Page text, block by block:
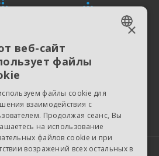
GERMAN
POLISH
×
веб-сайт
файлы
файлы cookie для
взаимодействия с
Продолжая сеанс, Вы
на использование
файлов cookie и при
возражений всех остальных в